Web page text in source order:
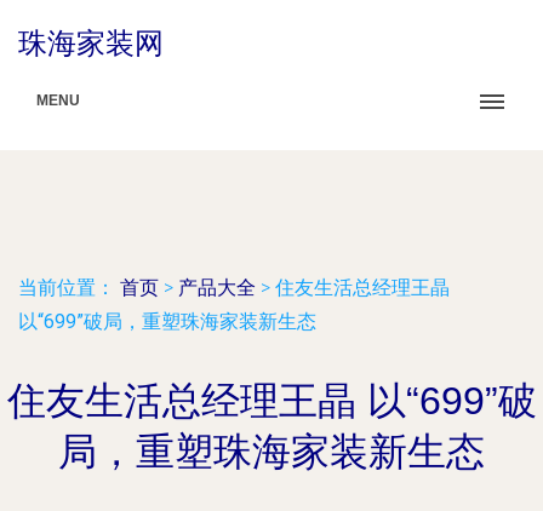
珠海家装网
MENU
当前位置： 首页 > 产品大全 > 住友生活总经理王晶
以“699”破局，重塑珠海家装新生态
住友生活总经理王晶 以“699”破
局，重塑珠海家装新生态